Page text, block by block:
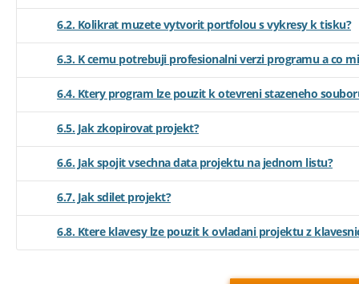
6.2. Kolikrat muzete vytvorit portfolou s vykresy k tisku?
6.3. K cemu potrebuji profesionalni verzi programu a co
6.4. Ktery program lze pouzit k otevreni stazeneho
6.5. Jak zkopirovat projekt?
6.6. Jak spojit vsechna data projektu na jednom listu?
6.7. Jak sdilet projekt?
6.8. Ktere klavesy lze pouzit k ovladani projektu z